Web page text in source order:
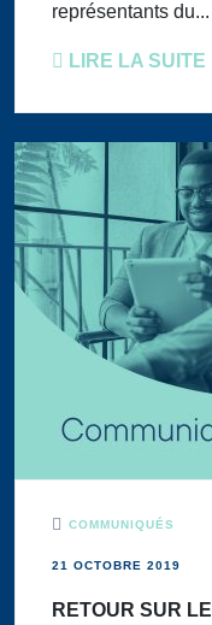
représentants du...
LIRE LA SUITE
COMMUNIQUÉS
21 OCTOBRE 2019
RETOUR SUR